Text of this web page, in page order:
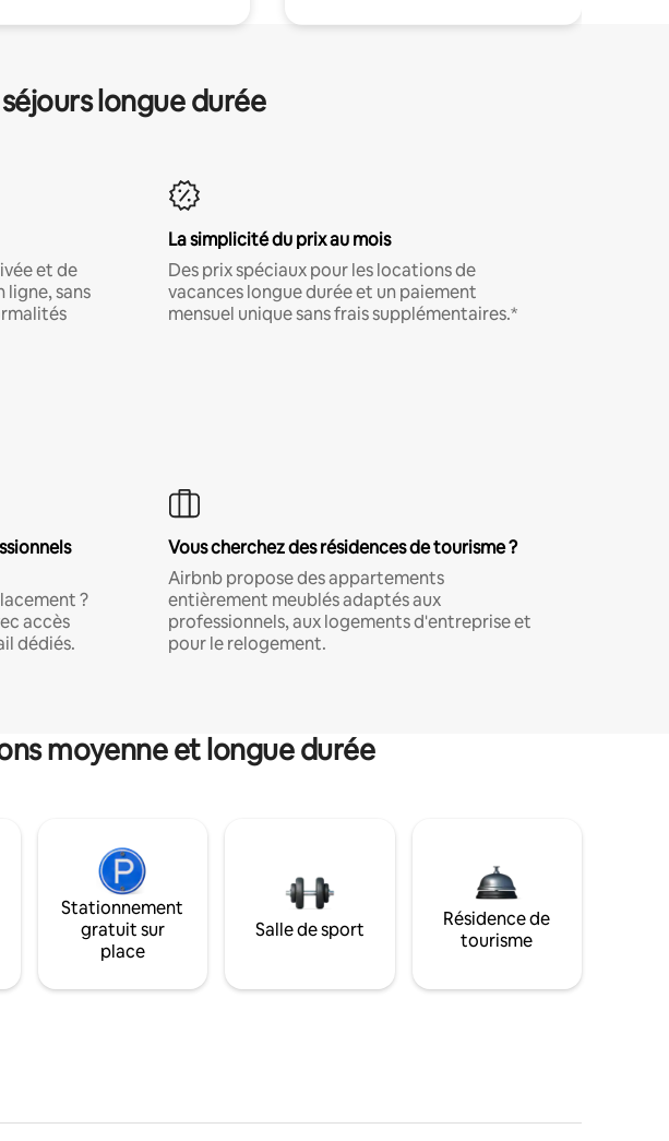
longue durée
et de
sans
La simplicité du prix au mois
Des prix spéciaux pour les locations de
vacances longue durée et un paiement
mensuel unique sans frais supplémentaires.*
?
accès
dédiés.
Vous cherchez des résidences de tourisme ?
Airbnb propose des appartements
entièrement meublés adaptés aux
professionnels, aux logements d'entreprise et
pour le relogement.
moyenne et longue durée
Stationnement
gratuit sur
place
Salle de sport
Résidence de
tourisme